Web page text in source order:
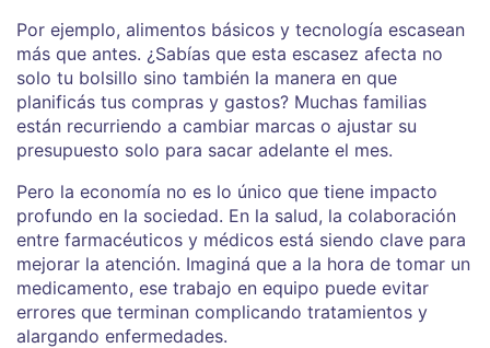
Por ejemplo, alimentos básicos y tecnología escasean
más que antes. ¿Sabías que esta escasez afecta no
solo tu bolsillo sino también la manera en que
planificás tus compras y gastos? Muchas familias
están recurriendo a cambiar marcas o ajustar su
presupuesto solo para sacar adelante el mes.
Pero la economía no es lo único que tiene impacto
profundo en la sociedad. En la salud, la colaboración
entre farmacéuticos y médicos está siendo clave para
mejorar la atención. Imaginá que a la hora de tomar un
medicamento, ese trabajo en equipo puede evitar
errores que terminan complicando tratamientos y
alargando enfermedades.